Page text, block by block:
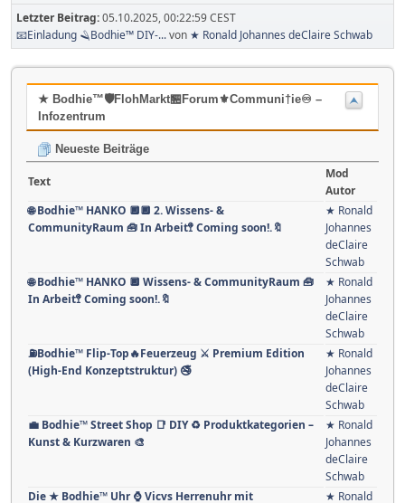
Letzter Beitrag:05.10.2025, 00:22:59 CEST
📧Einladung 🪒Bodhie™ DIY-...von ★ Ronald Johannes deClaire Schwab
★ Bodhie™🛡️FlohMarkt🏪Forum⚜️Communi†ie♾️ –
Infozentrum
Neueste Beiträge
Text
Mod
Autor
🌐 Bodhie™ HANKO 🔲🔲 2. Wissens- &
CommunityRaum 🧰 In Arbeit🚏 Coming soon!.🔖
★ Ronald
Johannes
deClaire
Schwab
🌐 Bodhie™ HANKO 🔲 Wissens- & CommunityRaum 🧰
In Arbeit🚏 Coming soon!.🔖
★ Ronald
Johannes
deClaire
Schwab
⛽️Bodhie™ Flip-Top🔥Feuerzeug ⚔️ Premium Edition
(High-End Konzeptstruktur) 🚭
★ Ronald
Johannes
deClaire
Schwab
💼 Bodhie™ Street Shop 📑 DIY ♻ Produktkategorien –
Kunst & Kurzwaren 🎨
★ Ronald
Johannes
deClaire
Schwab
Die ★ Bodhie™ Uhr ⌚️ Vicvs Herrenuhr mit
★ Ronald